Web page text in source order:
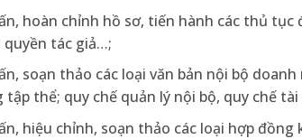
hoàn chỉnh hồ sơ, tiến hành các thủ
quyền tác giả…;
soạn thảo các loại văn bản nội bộ
tập thể; quy chế quản lý nội bộ, quy chế
hiệu chỉnh, soạn thảo các loại hợp đồng